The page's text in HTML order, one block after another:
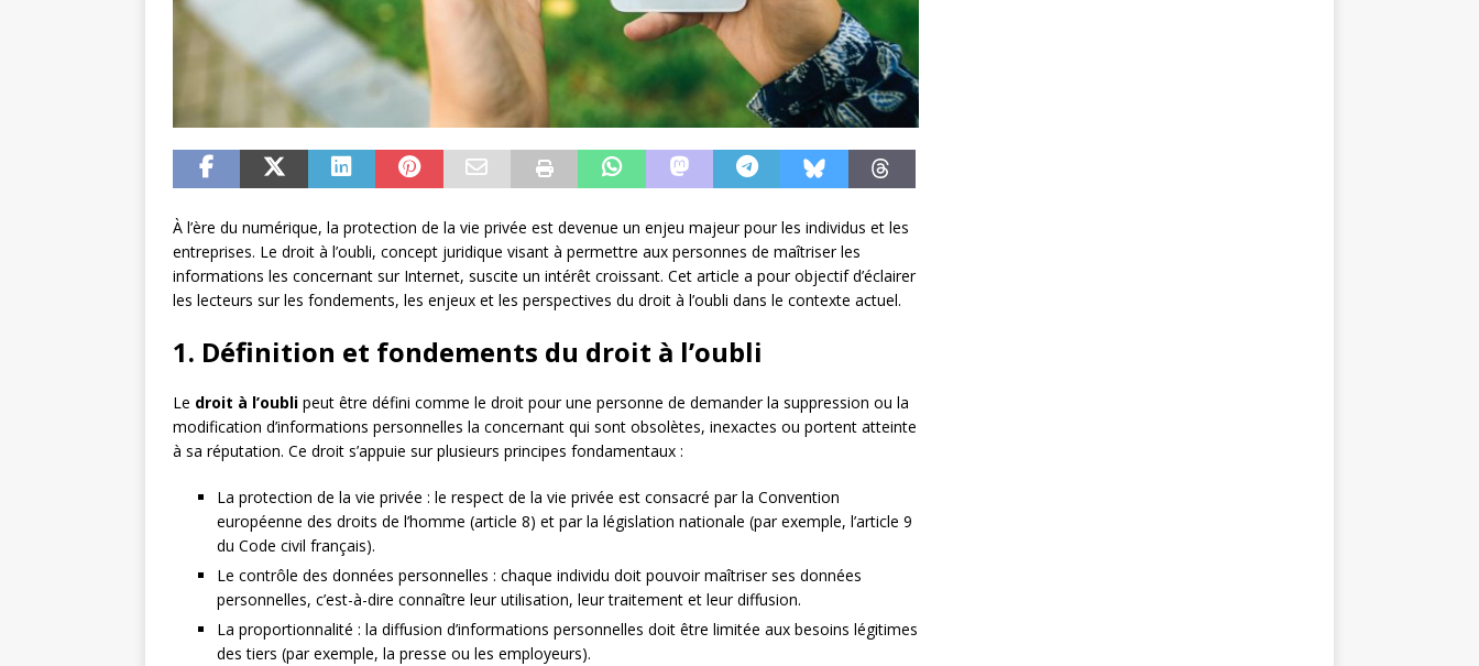
À l’ère du numérique, la protection de la vie privée est devenue un enjeu majeur pour les individus et les
entreprises. Le droit à l’oubli, concept juridique visant à permettre aux personnes de maîtriser les
informations les concernant sur Internet, suscite un intérêt croissant. Cet article a pour objectif d’éclairer
les lecteurs sur les fondements, les enjeux et les perspectives du droit à l’oubli dans le contexte actuel.
1. Définition et fondements du droit à l’oubli
Le droit à l’oubli peut être défini comme le droit pour une personne de demander la suppression ou la
modification d’informations personnelles la concernant qui sont obsolètes, inexactes ou portent atteinte
à sa réputation. Ce droit s’appuie sur plusieurs principes fondamentaux :
La protection de la vie privée : le respect de la vie privée est consacré par la Convention
européenne des droits de l’homme (article 8) et par la législation nationale (par exemple, l’article 9
du Code civil français).
Le contrôle des données personnelles : chaque individu doit pouvoir maîtriser ses données
personnelles, c’est-à-dire connaître leur utilisation, leur traitement et leur diffusion.
La proportionnalité : la diffusion d’informations personnelles doit être limitée aux besoins légitimes
des tiers (par exemple, la presse ou les employeurs).